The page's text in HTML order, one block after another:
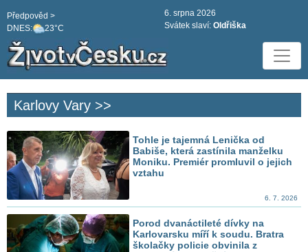
DNES: 23°C
Předpověd >
6. srpna 2026
Svátek slaví: Oldřiška
Karlovy Vary >>
Tohle je tajemná Lenička od
Babiše, která zastínila manželku
Moniku. Premiér promluvil o jejich
vztahu
6. 7. 2026
Porod dvanáctileté dívky na
Karlovarsku míří k soudu. Bratra
školačky policie obvinila z